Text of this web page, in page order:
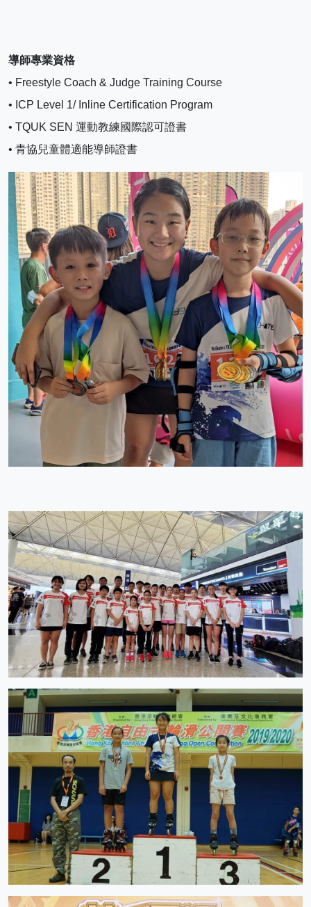
導師專業資格
• Freestyle Coach & Judge Training Course
• ICP Level 1/ Inline Certification Program
• TQUK SEN 運動教練國際認可證書
• 青協兒童體適能導師證書